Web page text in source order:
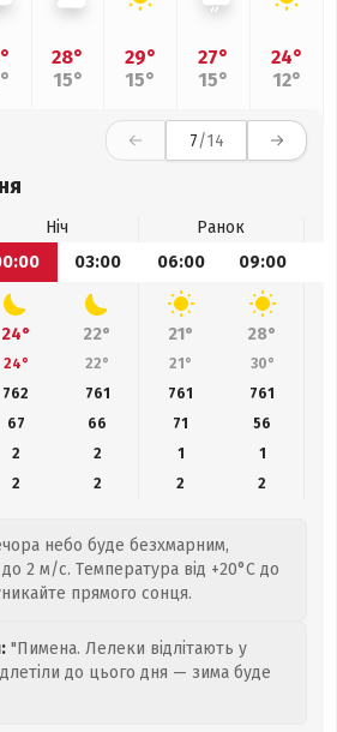
28°
15°
29°
15°
27°
15°
24°
12°
7/14
Ніч
Ранок
03:00 06:00 09:00
24° 22° 21° 28°
24° 22° 21° 30°
762
761 761 761
67
66 71 56
2
2 1
1
2
2 2 2
небо буде безхмарним,
2 м/с. Температура від +20°C до
прямого сонця.
"Пимена. Лелеки відлітають у
до цього дня — зима буде